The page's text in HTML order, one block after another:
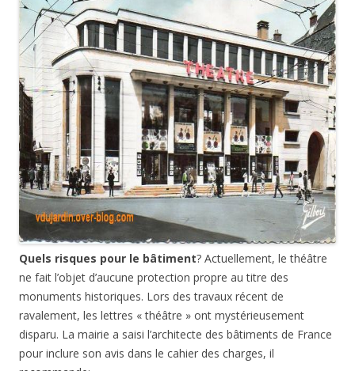
Quels risques pour le bâtiment? Actuellement, le théâtre
ne fait l’objet d’aucune protection propre au titre des
monuments historiques. Lors des travaux récent de
ravalement, les lettres « théâtre » ont mystérieusement
disparu. La mairie a saisi l’architecte des bâtiments de France
pour inclure son avis dans le cahier des charges, il